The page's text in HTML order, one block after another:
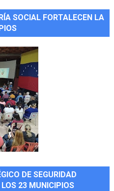
SOCIAL FORTALECEN LA
DE SEGURIDAD
23 MUNICIPIOS